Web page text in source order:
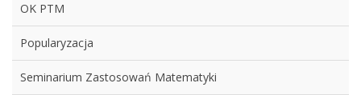
OK PTM
Popularyzacja
Seminarium Zastosowań Matematyki